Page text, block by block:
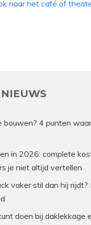
bouwen? 4 punten
in 2026: complete
je niet altijd vertellen
vaker stil dan hij rijdt?
doen bij daklekkage